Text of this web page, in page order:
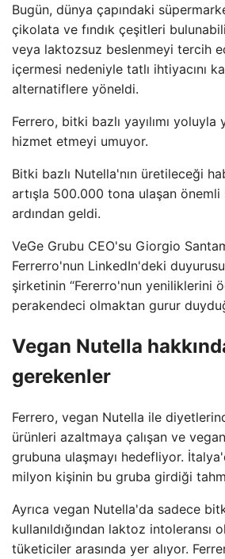
Bugün, dünya çapındaki
çikolata ve fındık çeşitleri
veya laktozsuz beslenmeyi tercih
içermesi nedeniyle tatlı ihtiyacını
alternatiflere yöneldi.
Ferrero, bitki bazlı yayılımı
hizmet etmeyi umuyor.
Bitki bazlı Nutella'nın üretileceği
artışla 500.000 tona ulaşan önemli
ardından geldi.
VeGe Grubu CEO'su Giorgio
Ferrerro'nun LinkedIn'deki
şirketinin “Fererro'nun yeniliklerini
perakendeci olmaktan gurur
Vegan Nutella
gerekenler
Ferrero, vegan Nutella ile
ürünleri azaltmaya çalışan ve
grubuna ulaşmayı hedefliyor.
milyon kişinin bu gruba girdiği
Ayrıca vegan Nutella'da sadece
kullanıldığından laktoz intoleransı
tüketiciler arasında yer alıyor.